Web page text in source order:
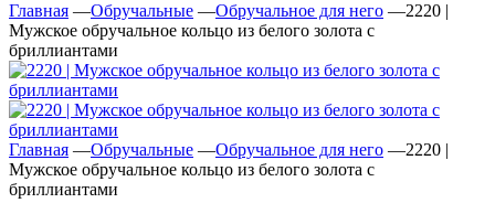
Главная —Обручальные —Обручальное для него —2220 |
Мужское обручальное кольцо из белого золота с
бриллиантами
Главная —Обручальные —Обручальное для него —2220 |
Мужское обручальное кольцо из белого золота с
бриллиантами